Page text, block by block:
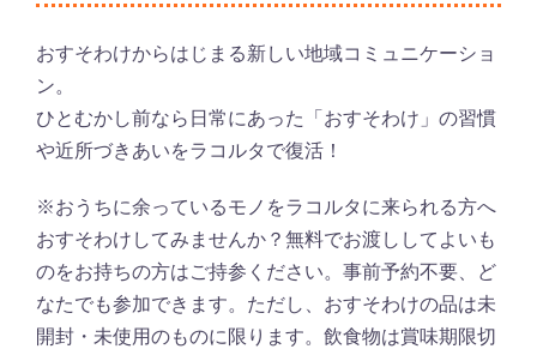
おすそわけからはじまる新しい地域コミュニケーショ
ン。
ひとむかし前なら日常にあった「おすそわけ」の習慣
や近所づきあいをラコルタで復活！
※おうちに余っているモノをラコルタに来られる方へ
おすそわけしてみませんか？無料でお渡ししてよいも
のをお持ちの方はご持参ください。事前予約不要、ど
なたでも参加できます。ただし、おすそわけの品は未
開封・未使用のものに限ります。飲食物は賞味期限切